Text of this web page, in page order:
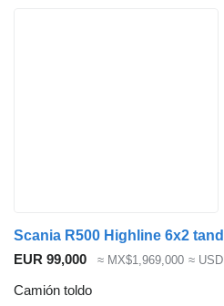
Scania R500 Highline 6x2
EUR 99,000
≈ MX$1,969,000 ≈
Camión toldo